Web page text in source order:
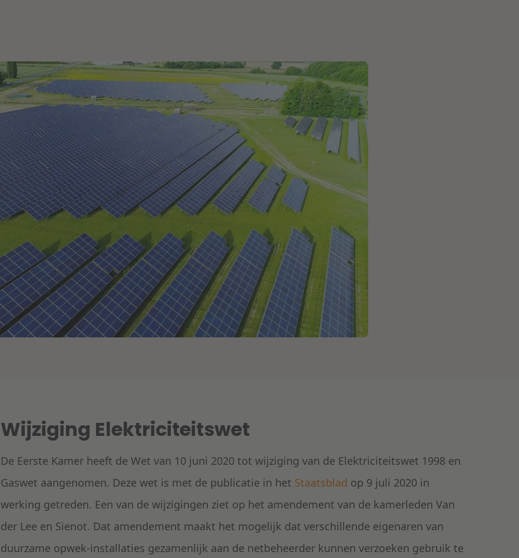
Wijziging Elektriciteitswet
De Eerste Kamer heeft de Wet van 10 juni 2020 tot wijziging van de Elektriciteitswet 1998 en
Gaswet aangenomen. Deze wet is met de publicatie in het Staatsblad op 9 juli 2020 in
werking getreden. Een van de wijzigingen ziet op het amendement van de kamerleden Van
der Lee en Sienot. Dat amendement maakt het mogelijk dat verschillende eigenaren van
duurzame opwek-installaties gezamenlijk aan de netbeheerder kunnen verzoeken gebruik te